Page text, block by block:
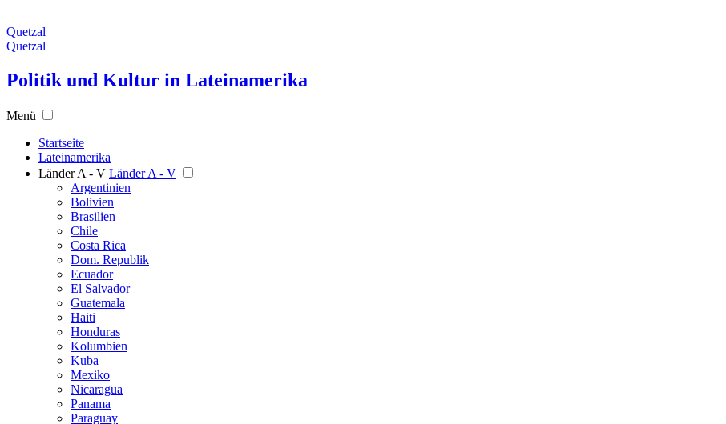
Quetzal
Quetzal
Politik und Kultur in Lateinamerika
Menü
Startseite
Lateinamerika
Länder A - V Länder A - V
Argentinien
Bolivien
Brasilien
Chile
Costa Rica
Dom. Republik
Ecuador
El Salvador
Guatemala
Haiti
Honduras
Kolumbien
Kuba
Mexiko
Nicaragua
Panama
Paraguay